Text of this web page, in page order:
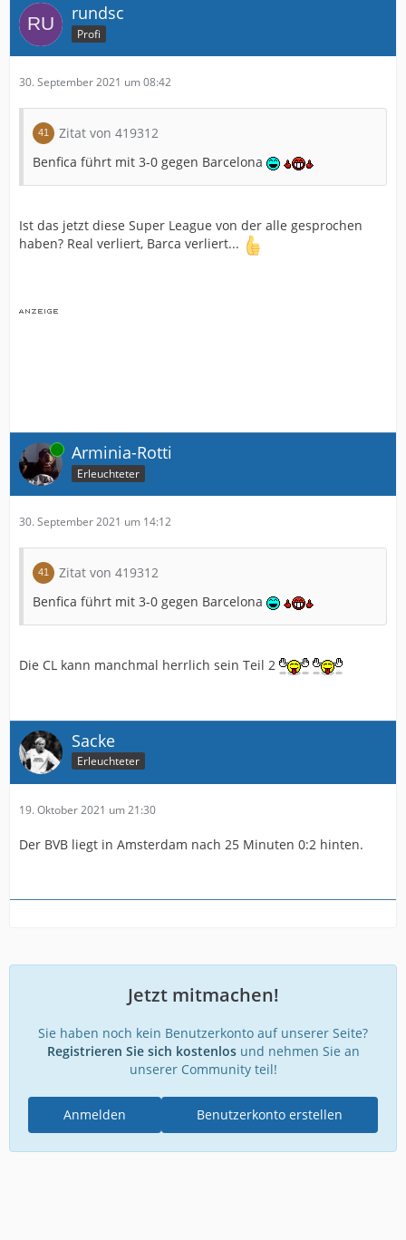
rundsc
Profi
30. September 2021 um 08:42
Zitat von 419312
Benfica führt mit 3-0 gegen Barcelona
Ist das jetzt diese Super League von der alle gesprochen
haben? Real verliert, Barca verliert...
Online Arminia-Rotti
Erleuchteter
30. September 2021 um 14:12
Zitat von 419312
Benfica führt mit 3-0 gegen Barcelona
Die CL kann manchmal herrlich sein Teil 2
Sacke
Erleuchteter
19. Oktober 2021 um 21:30
Der BVB liegt in Amsterdam nach 25 Minuten 0:2 hinten.
Jetzt mitmachen!
Sie haben noch kein Benutzerkonto auf unserer Seite?
Registrieren Sie sich kostenlosund nehmen Sie an
unserer Community teil!
Benutzerkonto erstellen
Anmelden